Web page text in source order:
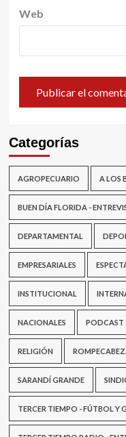
Web
Categorías
AGROPECUARIO A LOS
BUEN DÍA FLORIDA -
DEPARTAMENTAL
EMPRESARIALES
INSTITUCIONAL
NACIONALES PODCAST
RELIGIÓN
SARANDÍ GRANDE
TERCER TIEMPO - FÚTBOL Y